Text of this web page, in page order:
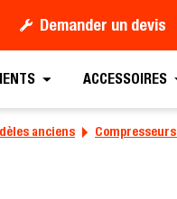
Demander un devis
ACCESSOIRES
anciens